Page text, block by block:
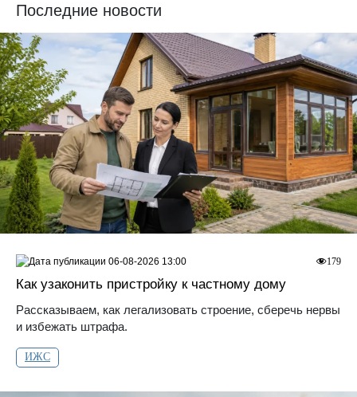
Последние новости
Как узаконить пристройку к частному дому
Рассказываем, как легализовать строение, сберечь нервы
и избежать штрафа.
ИЖС
179
06-08-2026 13:00